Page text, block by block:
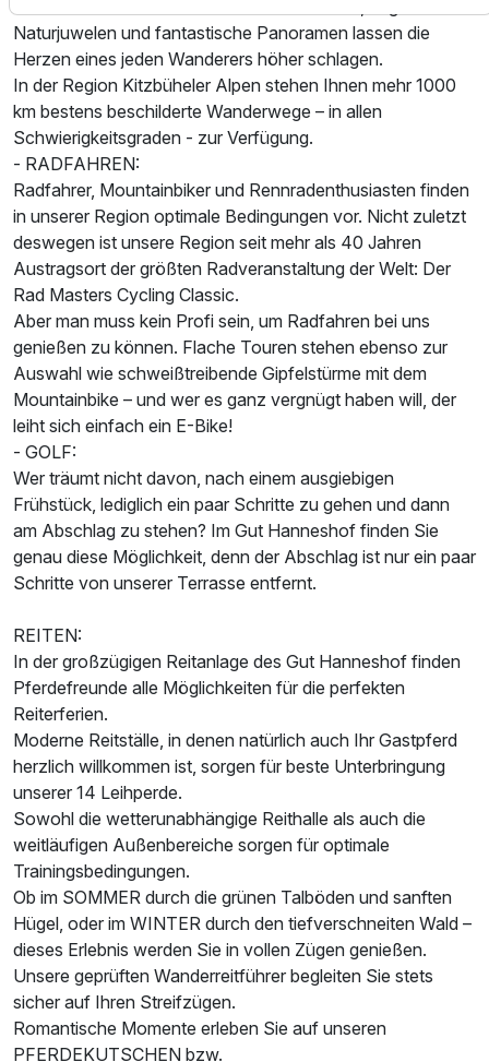
Naturjuwelen und fantastische Panoramen lassen die
Herzen eines jeden Wanderers höher schlagen.
In der Region Kitzbüheler Alpen stehen Ihnen mehr 1000
km bestens beschilderte Wanderwege – in allen
Schwierigkeitsgraden - zur Verfügung.
- RADFAHREN:
Radfahrer, Mountainbiker und Rennradenthusiasten finden
in unserer Region optimale Bedingungen vor. Nicht zuletzt
deswegen ist unsere Region seit mehr als 40 Jahren
Austragsort der größten Radveranstaltung der Welt: Der
Rad Masters Cycling Classic.
Aber man muss kein Profi sein, um Radfahren bei uns
genießen zu können. Flache Touren stehen ebenso zur
Auswahl wie schweißtreibende Gipfelstürme mit dem
Mountainbike – und wer es ganz vergnügt haben will, der
leiht sich einfach ein E-Bike!
- GOLF:
Wer träumt nicht davon, nach einem ausgiebigen
Frühstück, lediglich ein paar Schritte zu gehen und dann
am Abschlag zu stehen? Im Gut Hanneshof finden Sie
genau diese Möglichkeit, denn der Abschlag ist nur ein paar
Schritte von unserer Terrasse entfernt.
REITEN:
In der großzügigen Reitanlage des Gut Hanneshof finden
Pferdefreunde alle Möglichkeiten für die perfekten
Reiterferien.
Moderne Reitställe, in denen natürlich auch Ihr Gastpferd
herzlich willkommen ist, sorgen für beste Unterbringung
unserer 14 Leihperde.
Sowohl die wetterunabhängige Reithalle als auch die
weitläufigen Außenbereiche sorgen für optimale
Trainingsbedingungen.
Ob im SOMMER durch die grünen Talböden und sanften
Hügel, oder im WINTER durch den tiefverschneiten Wald –
dieses Erlebnis werden Sie in vollen Zügen genießen.
Unsere geprüften Wanderreitführer begleiten Sie stets
sicher auf Ihren Streifzügen.
Romantische Momente erleben Sie auf unseren
PFERDEKUTSCHEN bzw.